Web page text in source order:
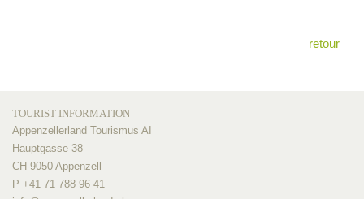
retour
TOURIST INFORMATION
Appenzellerland Tourismus AI
Hauptgasse 38
CH-9050 Appenzell
P +41 71 788 96 41